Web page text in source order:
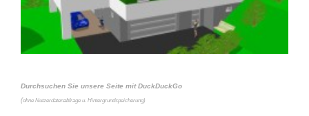
Durchsuchen Sie unsere Seite mit DuckDuckGo
(ohne Nutzerdatenabfrage u. Hintergrundspeicherung)